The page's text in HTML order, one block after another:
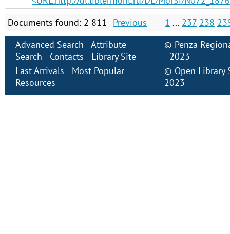
Documents found: 2 811
Previous 1 ... 237 238
Advanced Search
Attribute
Search
Contacts
Library Site
Last Arrivals
Most Popular
Resources
© Penza
- 2023
© Open Library
2023